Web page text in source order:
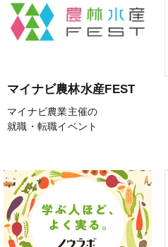
マイナビ農林水産FEST
マイナビ農業主催の
就職・転職イベント